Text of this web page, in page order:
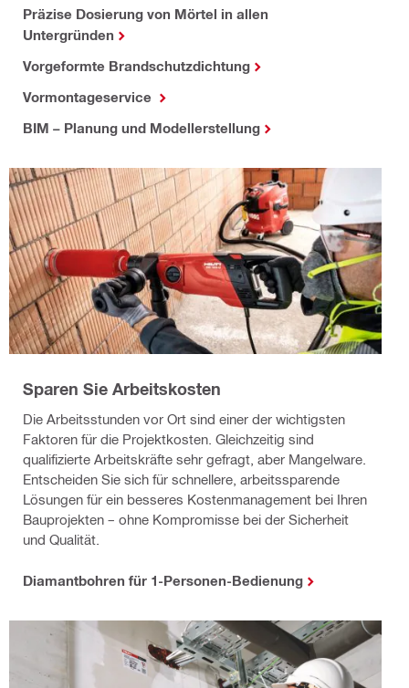
Präzise Dosierung von Mörtel in allen
Untergründen
Vorgeformte Brandschutzdichtung
Vormontageservice
BIM – Planung und Modellerstellung
Sparen Sie Arbeitskosten
Die Arbeitsstunden vor Ort sind einer der wichtigsten
Faktoren für die Projektkosten. Gleichzeitig sind
qualifizierte Arbeitskräfte sehr gefragt, aber Mangelware.
Entscheiden Sie sich für schnellere, arbeitssparende
Lösungen für ein besseres Kostenmanagement bei Ihren
Bauprojekten – ohne Kompromisse bei der Sicherheit
und Qualität.
Diamantbohren für 1-Personen-Bedienung